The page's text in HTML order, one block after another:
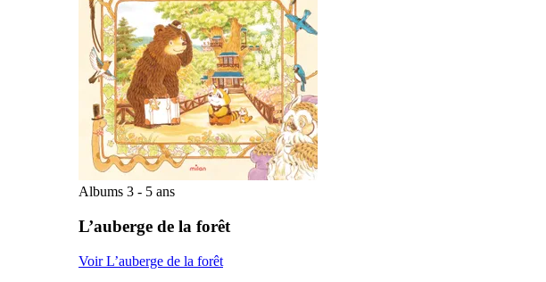
Albums 3 - 5 ans
L’auberge de la forêt
Voir L’auberge de la forêt